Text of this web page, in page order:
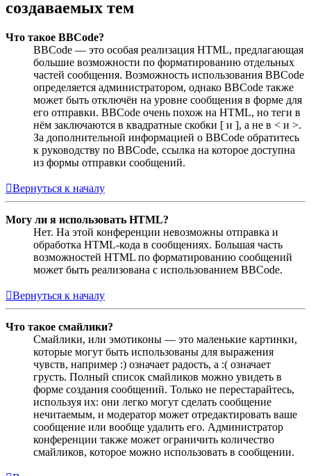
создаваемых тем
Что такое BBCode?
BBCode — это особая реализация HTML, предлагающая
большие возможности по форматированию отдельных
частей сообщения. Возможность использования BBCode
определяется администратором, однако BBCode также
может быть отключён на уровне сообщения в форме для
его отправки. BBCode очень похож на HTML, но теги в
нём заключаются в квадратные скобки [ и ], а не в < и >.
За дополнительной информацией о BBCode обратитесь
к руководству по BBCode, ссылка на которое доступна
из формы отправки сообщений.
Вернуться к началу
Могу ли я использовать HTML?
Нет. На этой конференции невозможны отправка и
обработка HTML-кода в сообщениях. Большая часть
возможностей HTML по форматированию сообщений
может быть реализована с использованием BBCode.
Вернуться к началу
Что такое смайлики?
Смайлики, или эмотиконы — это маленькие картинки,
которые могут быть использованы для выражения
чувств, например :) означает радость, а :( означает
грусть. Полный список смайликов можно увидеть в
форме создания сообщений. Только не перестарайтесь,
используя их: они легко могут сделать сообщение
нечитаемым, и модератор может отредактировать ваше
сообщение или вообще удалить его. Администратор
конференции также может ограничить количество
смайликов, которое можно использовать в сообщении.